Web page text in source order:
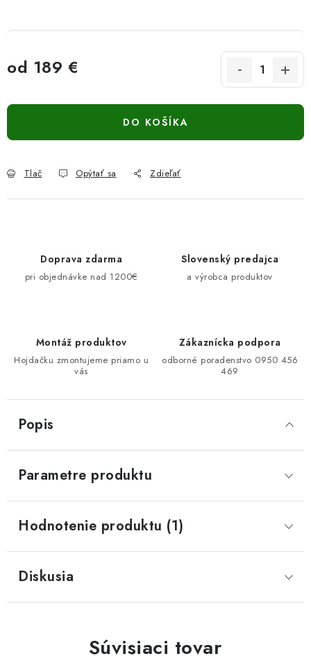
od 189 €
DO KOŠÍKA
Tlač Opýtať sa Zdieľať
Doprava zdarma
pri objednávke nad 1200€
Slovenský predajca
a výrobca produktov
Montáž produktov
Hojdačku zmontujeme priamo u
vás
Zákaznícka podpora
odborné poradenstvo 0950 456
469
Popis
Parametre produktu
Hodnotenie produktu (1)
Diskusia
Súvisiaci tovar